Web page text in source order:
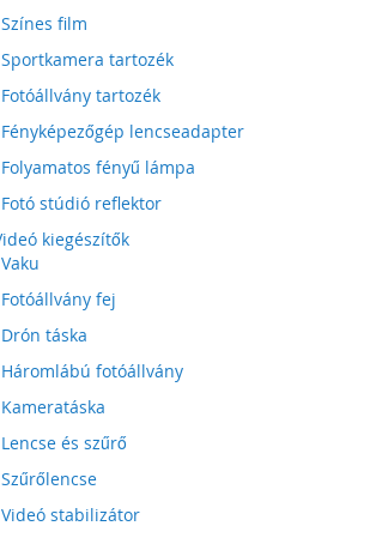
Színes film
Sportkamera tartozék
Fotóállvány tartozék
Fényképezőgép lencseadapter
Folyamatos fényű lámpa
Fotó stúdió reflektor
kiegészítők
Vaku
Fotóállvány fej
Drón táska
Háromlábú fotóállvány
Kameratáska
Lencse és szűrő
Szűrőlencse
Videó stabilizátor